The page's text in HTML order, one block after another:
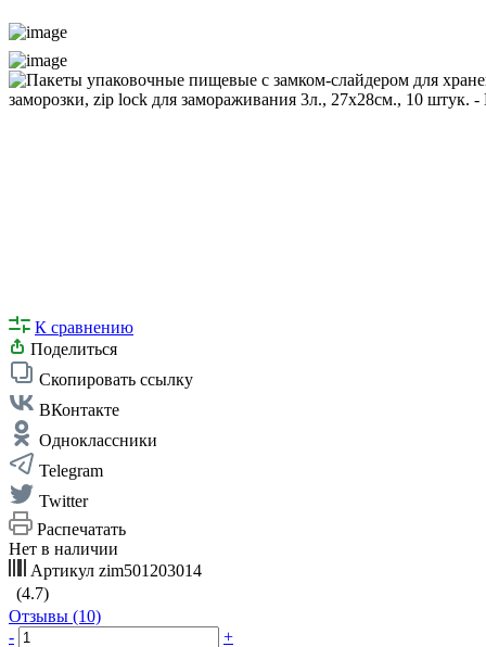
К сравнению
Поделиться
Скопировать ссылку
ВКонтакте
Одноклассники
Telegram
Twitter
Распечатать
Нет в наличии
Артикул zim501203014
(4.7)
Отзывы (10)
-
+